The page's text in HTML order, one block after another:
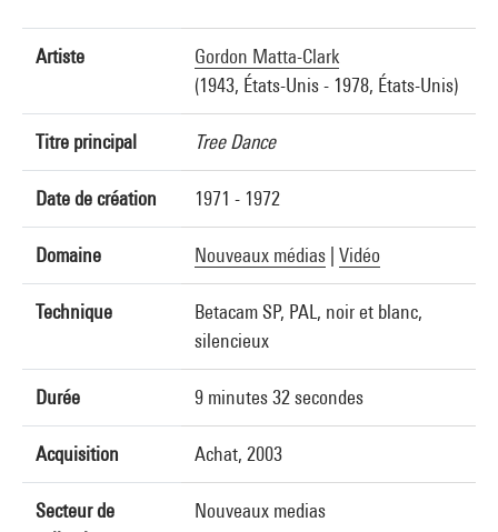
Artiste
Gordon Matta-Clark
(1943, États-Unis - 1978, États-Unis)
Titre principal Tree Dance
Date de création 1971 - 1972
Domaine Nouveaux médias Vidéo
Technique
Betacam SP, PAL, noir et blanc,
silencieux
Durée 9 minutes 32 secondes
Acquisition Achat, 2003
Secteur de
Nouveaux medias